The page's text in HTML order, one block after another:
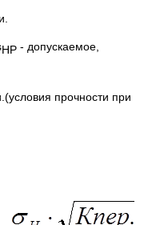
HP - допускаемое,
прочности при